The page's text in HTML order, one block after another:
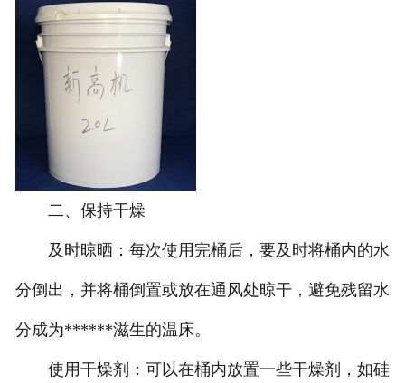
二、保持干燥
及时晾晒：每次使用完桶后，要及时将桶内的水
分倒出，并将桶倒置或放在通风处晾干，避免残留水
分成为******滋生的温床。
使用干燥剂：可以在桶内放置一些干燥剂，如硅